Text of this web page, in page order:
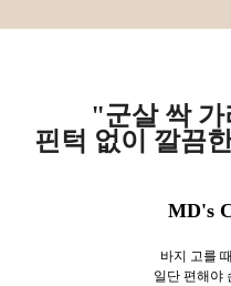
"군살 싹 가
핀턱 없이 깔끔
MD's
바지 고를
일단 편해야